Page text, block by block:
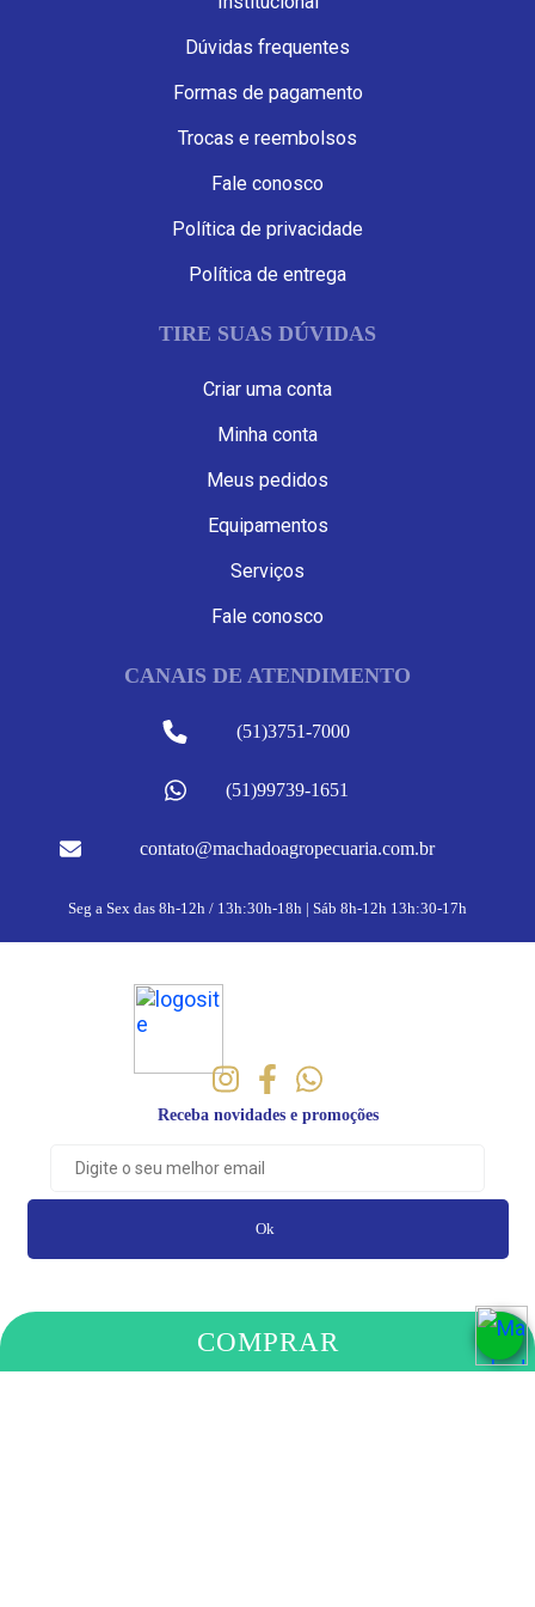
COMPRAR
Dúvidas frequentes
Formas de pagamento
Trocas e reembolsos
Fale conosco
Política de privacidade
Política de entrega
TIRE SUAS DÚVIDAS
Criar uma conta
Minha conta
Meus pedidos
Equipamentos
Serviços
Fale conosco
CANAIS DE ATENDIMENTO
(51)3751-7000
(51)99739-1651
contato@machadoagropecuaria.com.br
Seg a Sex das 8h-12h / 13h:30h-18h | Sáb 8h-12h 13h:30-17h
Receba novidades e promoções
Ok